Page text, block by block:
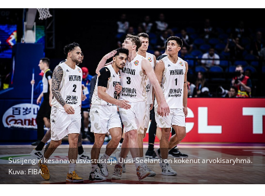
Susijengin kesänavausvastustaja Uusi-Seelanti on kokenut arvokisaryhmä.
Kuva: FIBA.